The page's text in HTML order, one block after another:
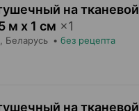
на тканевой
м х 1 см ×1
, Беларусь • без рецепта
на тканевой